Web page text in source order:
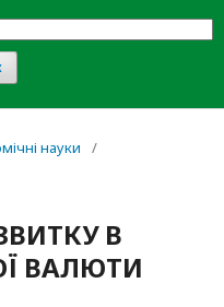
науки
/
В
ВАЛЮТИ